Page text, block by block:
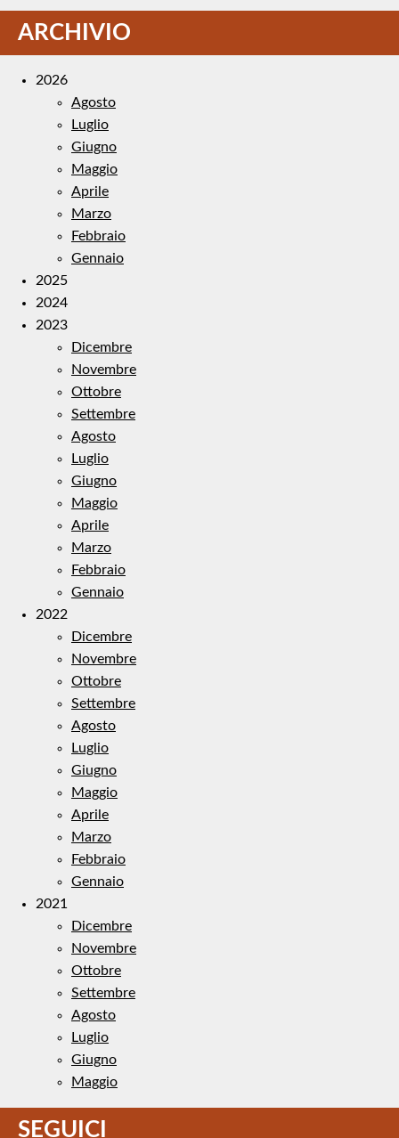
ARCHIVIO
2026
Agosto
Luglio
Giugno
Maggio
Aprile
Marzo
Febbraio
Gennaio
2025
2024
2023
Dicembre
Novembre
Ottobre
Settembre
Agosto
Luglio
Giugno
Maggio
Aprile
Marzo
Febbraio
Gennaio
2022
Dicembre
Novembre
Ottobre
Settembre
Agosto
Luglio
Giugno
Maggio
Aprile
Marzo
Febbraio
Gennaio
2021
Dicembre
Novembre
Ottobre
Settembre
Agosto
Luglio
Giugno
Maggio
SEGUICI